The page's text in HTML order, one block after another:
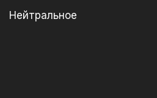
Нейтральное